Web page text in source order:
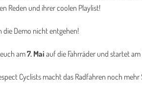
Reden und ihrer coolen Playlist!
die Demo nicht entgehen!
am7. Mai auf die Fahrräder und startet
Cyclists macht das Radfahren noch mehr